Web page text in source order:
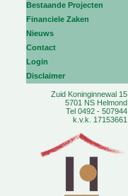
Bestaande Projecten
Financiele Zaken
Nieuws
Contact
Login
Disclaimer
Zuid Koninginnewal 15
5701 NS Helmond
Tel 0492 - 507944
k.v.k. 17153661